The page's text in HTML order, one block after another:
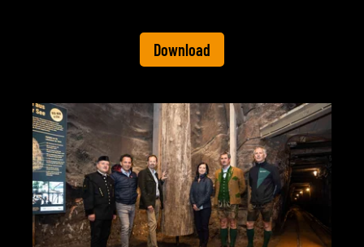
Download